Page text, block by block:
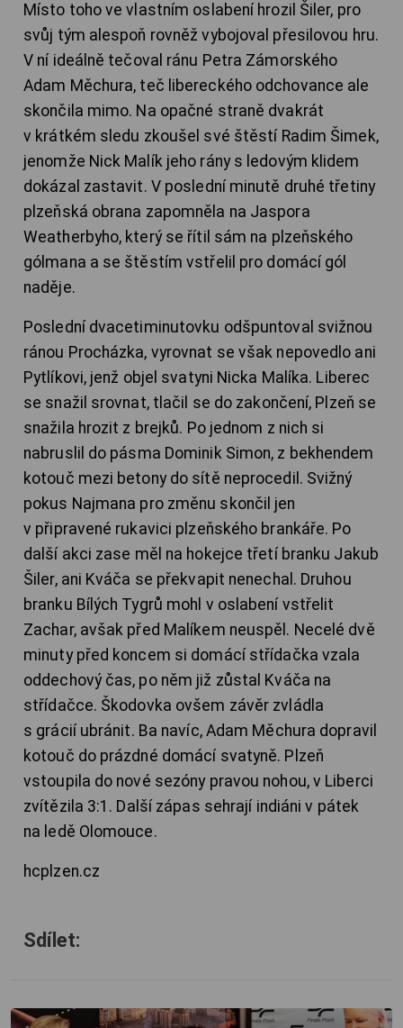
Místo toho ve vlastním oslabení hrozil Šiler, pro
svůj tým alespoň rovněž vybojoval přesilovou hru.
V ní ideálně tečoval ránu Petra Zámorského
Adam Měchura, teč libereckého odchovance ale
skončila mimo. Na opačné straně dvakrát
v krátkém sledu zkoušel své štěstí Radim Šimek,
jenomže Nick Malík jeho rány s ledovým klidem
dokázal zastavit. V poslední minutě druhé třetiny
plzeňská obrana zapomněla na Jaspora
Weatherbyho, který se řítil sám na plzeňského
gólmana a se štěstím vstřelil pro domácí gól
naděje.
Poslední dvacetiminutovku odšpuntoval svižnou
ránou Procházka, vyrovnat se však nepovedlo ani
Pytlíkovi, jenž objel svatyni Nicka Malíka. Liberec
se snažil srovnat, tlačil se do zakončení, Plzeň se
snažila hrozit z brejků. Po jednom z nich si
nabruslil do pásma Dominik Simon, z bekhendem
kotouč mezi betony do sítě neprocedil. Svižný
pokus Najmana pro změnu skončil jen
v připravené rukavici plzeňského brankáře. Po
další akci zase měl na hokejce třetí branku Jakub
Šiler, ani Kváča se překvapit nenechal. Druhou
branku Bílých Tygrů mohl v oslabení vstřelit
Zachar, avšak před Malíkem neuspěl. Necelé dvě
minuty před koncem si domácí střídačka vzala
oddechový čas, po něm již zůstal Kváča na
střídačce. Škodovka ovšem závěr zvládla
s grácií ubránit. Ba navíc, Adam Měchura dopravil
kotouč do prázdné domácí svatyně. Plzeň
vstoupila do nové sezóny pravou nohou, v Liberci
zvítězila 3:1. Další zápas sehrají indiáni v pátek
na ledě Olomouce.
hcplzen.cz
Sdílet: